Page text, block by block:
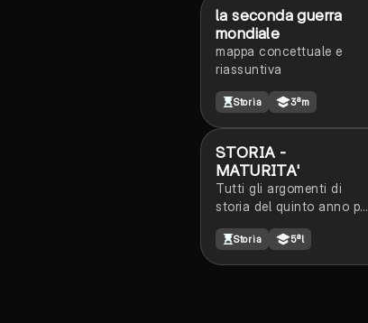
la seconda guerra
mondiale
mappa concettuale e
riassuntiva
Storia 3ªm
STORIA -
MATURITA'
Tutti gli argomenti di
storia del quinto anno per
di maturità
Storia 5ªl